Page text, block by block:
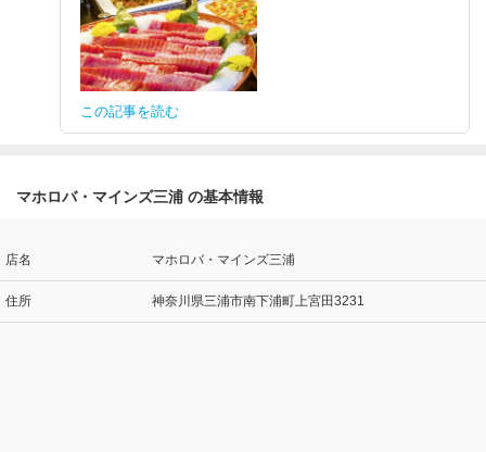
この記事を読む
マホロバ・マインズ三浦 の基本情報
店名 マホロバ・マインズ三浦
住所 神奈川県三浦市南下浦町上宮田3231